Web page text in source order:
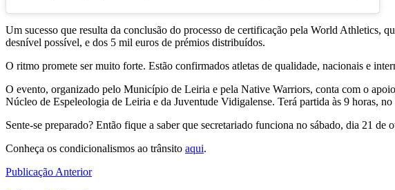
Um sucesso que resulta da conclusão do processo de certificação pela World Athletics,
desnível possível, e dos 5 mil euros de prémios distribuídos.
O ritmo promete ser muito forte. Estão confirmados atletas de qualidade, nacionais e
O evento, organizado pelo Município de Leiria e pela Native Warriors, conta com o
Núcleo de Espeleologia de Leiria e da Juventude Vidigalense. Terá partida às 9 horas,
Sente-se preparado? Então fique a saber que secretariado funciona no sábado, dia 21
Conheça os condicionalismos ao trânsito aqui.
Publicação Anterior